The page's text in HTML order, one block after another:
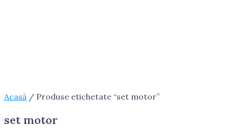
Acasă / Produse etichetate “set motor”
set motor